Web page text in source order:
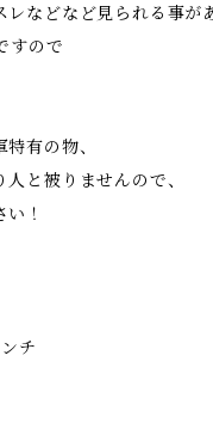
などなど見られる事が
すので
有の物、
と被りませんので、
！
チ